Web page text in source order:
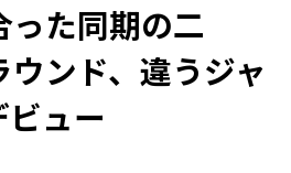
た同期の二
ンド、違うジャ
ュー